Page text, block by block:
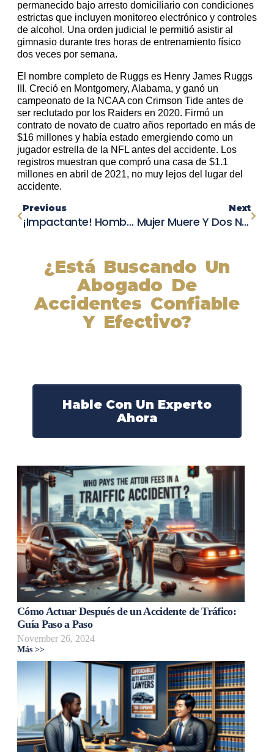
permanecido bajo arresto domiciliario con condiciones
estrictas que incluyen monitoreo electrónico y controles
de alcohol. Una orden judicial le permitió asistir al
gimnasio durante tres horas de entrenamiento físico
dos veces por semana.
El nombre completo de Ruggs es Henry James Ruggs
III. Creció en Montgomery, Alabama, y ganó un
campeonato de la NCAA con Crimson Tide antes de
ser reclutado por los Raiders en 2020. Firmó un
contrato de novato de cuatro años reportado en más de
$16 millones y había estado emergiendo como un
jugador estrella de la NFL antes del accidente. Los
registros muestran que compró una casa de $1.1
millones en abril de 2021, no muy lejos del lugar del
accidente.
Previous
¡Impactante! Hombre En Nueva York Causa Choque Múltiple Y Huye, Enfrenta Cargos Graves
Next
Mujer Muere Y Dos Niños Luchan Por Sus Vidas Tras Accidente En Columbia
¿Está Buscando Un
Abogado De
Accidentes Confiable
Y Efectivo?
Hable Con Un Experto
Ahora
Cómo Actuar Después de un Accidente de Tráfico:
Guía Paso a Paso
November 26, 2024
Más >>